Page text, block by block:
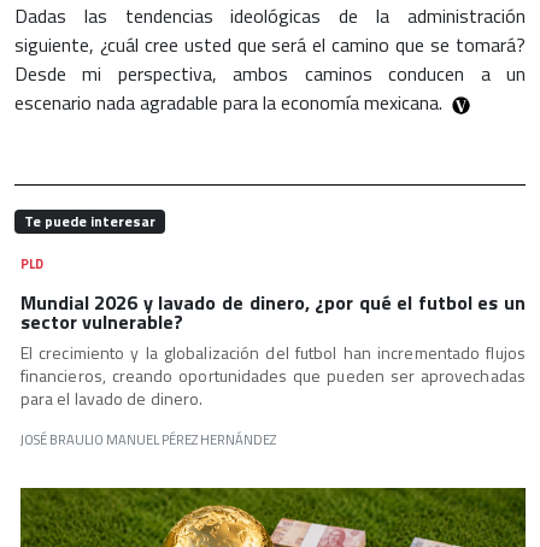
Dadas las tendencias ideológicas de la administración
siguiente, ¿cuál cree usted que será el camino que se tomará?
Desde mi perspectiva, ambos caminos conducen a un
escenario nada agradable para la economía mexicana.
Te puede interesar
PLD
Mundial 2026 y lavado de dinero, ¿por qué el futbol es un
sector vulnerable?
El crecimiento y la globalización del futbol han incrementado flujos
financieros, creando oportunidades que pueden ser aprovechadas
para el lavado de dinero.
JOSÉ BRAULIO MANUEL PÉREZ HERNÁNDEZ